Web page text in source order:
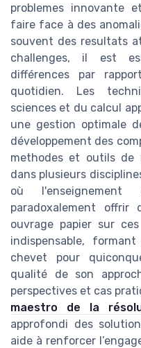
problemes innovante
faire face à des
souvent des resultats
challenges, il est
différences par
quotidien. Les
sciences et du calcul
une gestion optimale
développement des
methodes et outils de
dans plusieurs
où
paradoxalement offrir
ouvrage papier sur
indispensable,
chevet pour
qualité de son
perspectives et cas
maestro de la
approfondi des
aide à renforcer